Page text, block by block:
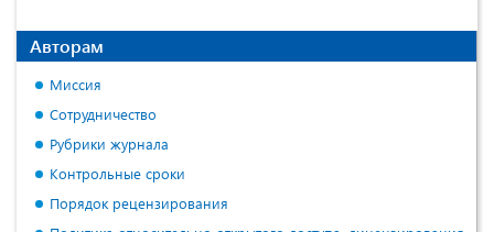
Авторам
Миссия
Сотрудничество
Рубрики журнала
Контрольные сроки
Порядок рецензирования